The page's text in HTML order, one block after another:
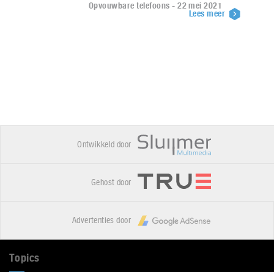
Opvouwbare telefoons - 22 mei 2021
Lees meer
Ontwikkeld door
Gehost door
Advertenties door
Topics